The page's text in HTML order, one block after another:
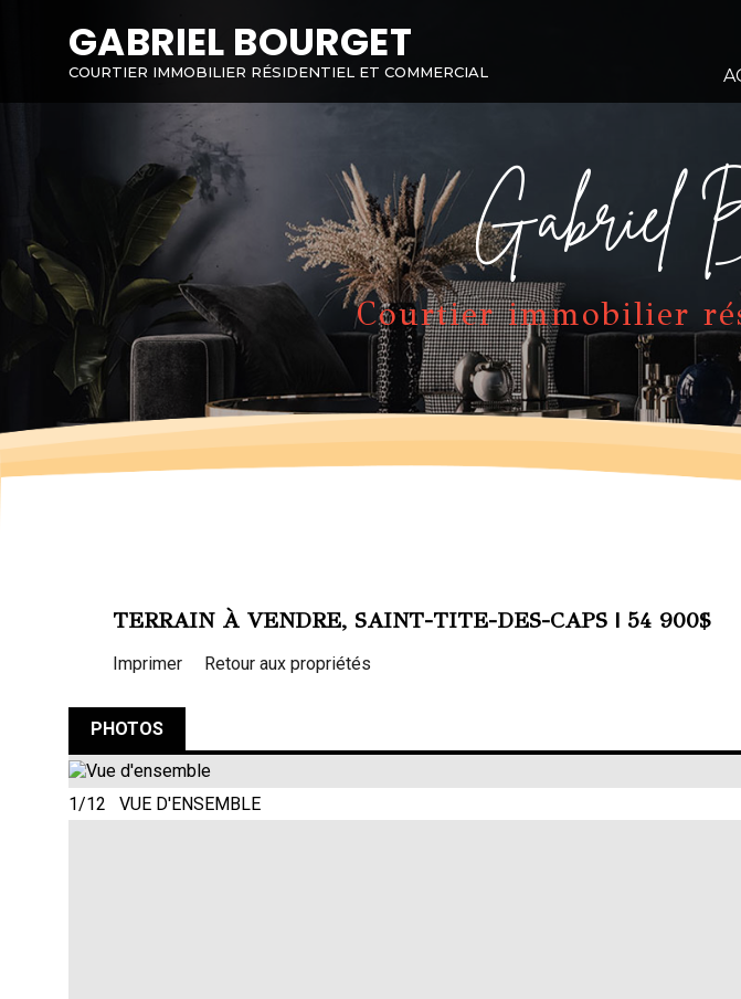
GABRIEL BOURGET
COURTIER IMMOBILIER RÉSIDENTIEL ET COMMERCIAL
Gabriel
Courtier immobilier
TERRAIN À VENDRE, SAINT-TITE-DES-CAPS | 54 900$
Imprimer Retour aux propriétés
PHOTOS
1/12 VUE D'ENSEMBLE